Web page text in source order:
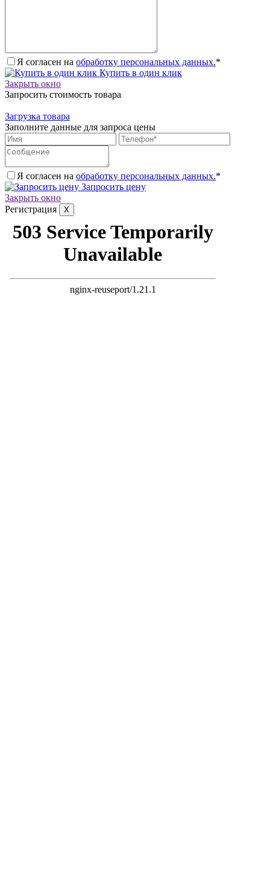
Я согласен на обработку персональных данных.*
Купить в один клик
Закрыть окно
Запросить стоимость товара
Загрузка товара
Заполните данные для запроса цены
Я согласен на обработку персональных данных.*
Запросить цену
Закрыть окно
Регистрация
X